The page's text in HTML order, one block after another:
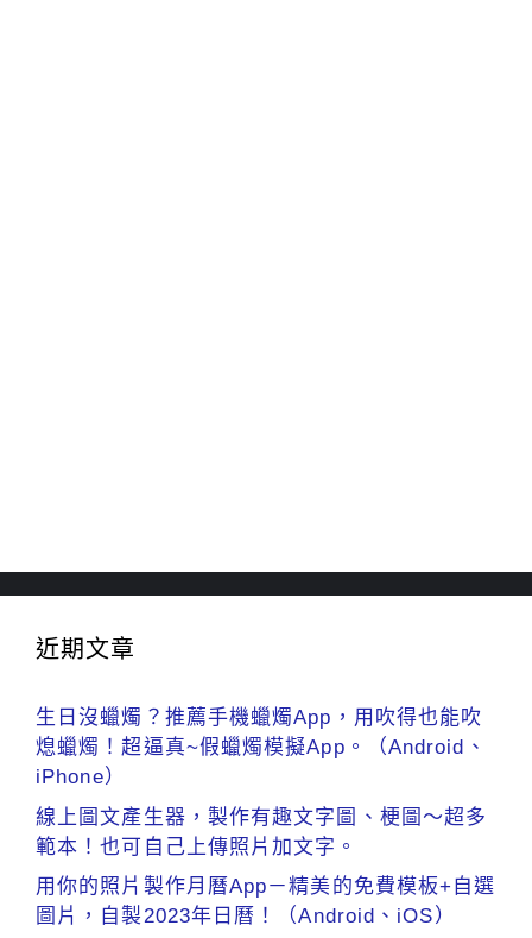
近期文章
生日沒蠟燭？推薦手機蠟燭App，用吹得也能吹
熄蠟燭！超逼真~假蠟燭模擬App。（Android、
iPhone）
線上圖文產生器，製作有趣文字圖、梗圖～超多
範本！也可自己上傳照片加文字。
用你的照片製作月曆App－精美的免費模板+自選
圖片，自製2023年日曆！（Android、iOS）